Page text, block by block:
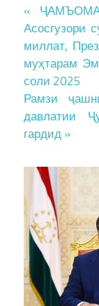
Post
«
Асосгузори
миллат,
муҳтарам
соли 2025
Рамзи
давлатии
гардид »